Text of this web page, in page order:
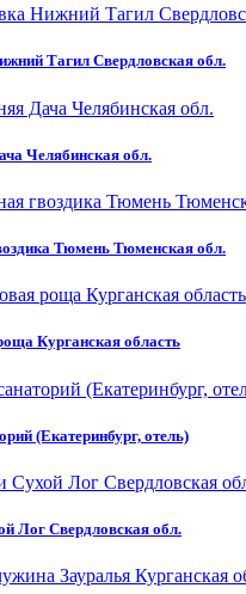
Тагил Свердловская обл.
Челябинская обл.
Тюмень Тюменская обл.
Курганская область
(Екатеринбург, отель)
Лог Свердловская обл.